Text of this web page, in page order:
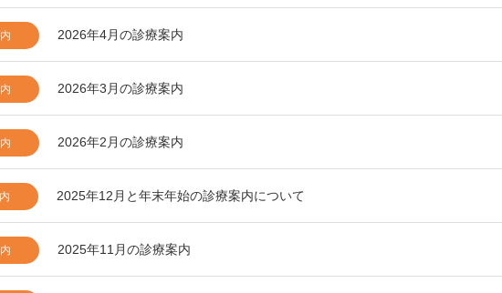
2026年4月の診療案内
2026年3月の診療案内
2026年2月の診療案内
2025年12月と年末年始の診療案内について
2025年11月の診療案内